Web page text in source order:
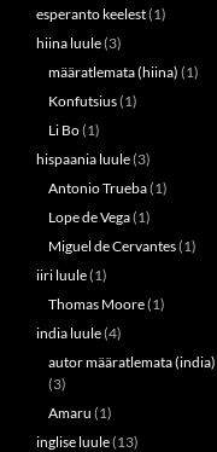
esperanto keelest(1)
hiina luule(3)
määratlemata (hiina) (1)
Konfutsius(1)
Li Bo(1)
hispaania luule(3)
Antonio Trueba(1)
Lope de Vega(1)
Miguel de Cervantes(1)
iiri luule(1)
Thomas Moore(1)
india luule(4)
autor määratlemata (india)
(3)
Amaru (1)
inglise luule(13)